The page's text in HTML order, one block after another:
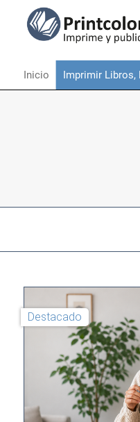
Inicio Imprimir Libros,
Destacado